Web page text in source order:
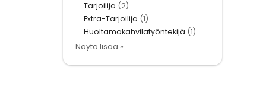
Tarjoilija (2)
Extra-Tarjoilija (1)
Huoltamokahvilatyöntekijä (1)
Näytä lisää »